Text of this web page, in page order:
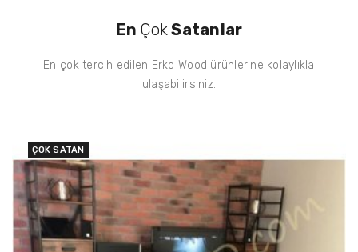
En Çok Satanlar
En çok tercih edilen Erko Wood ürünlerine kolaylıkla
ulaşabilirsiniz.
ÇOK SATAN